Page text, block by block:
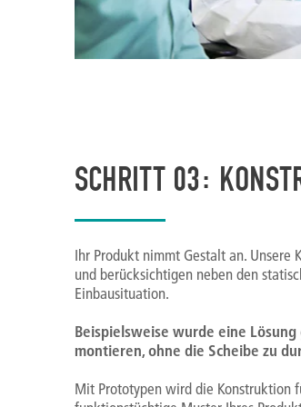
SCHRITT 03:
Ihr Produkt nimmt Gestalt an.
und berücksichtigen neben den
Einbausituation.
Beispielsweise wurde eine
montieren, ohne die Scheibe zu
Mit Prototypen wird die Konstruktion